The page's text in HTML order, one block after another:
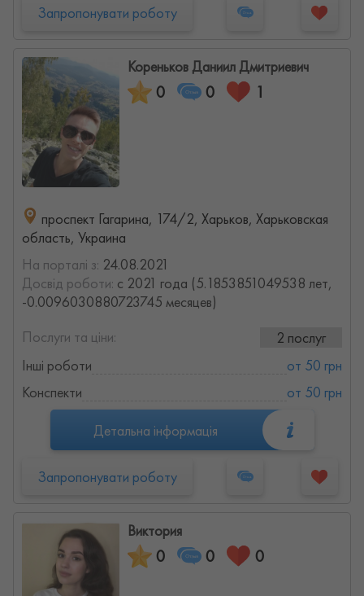
Запропонувати роботу
Кореньков Даниил Дмитриевич
0 0 1
проспект Гагарина, 174/2, Харьков, Харьковская
область, Украина
На порталі з: 24.08.2021
Досвід роботи: с 2021 года (5.1853851049538 лет,
-0.0096030880723745 месяцев)
Послуги та ціни:
2 послуг
Інші роботи
от 50 грн
Конспекти
от 50 грн
Детальна інформація
Запропонувати роботу
Виктория
0 0 0